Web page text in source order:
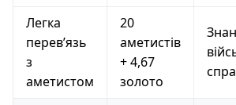
Легка
перев’язь
з
аметистом
20
аметистів
+ 4,67
золото